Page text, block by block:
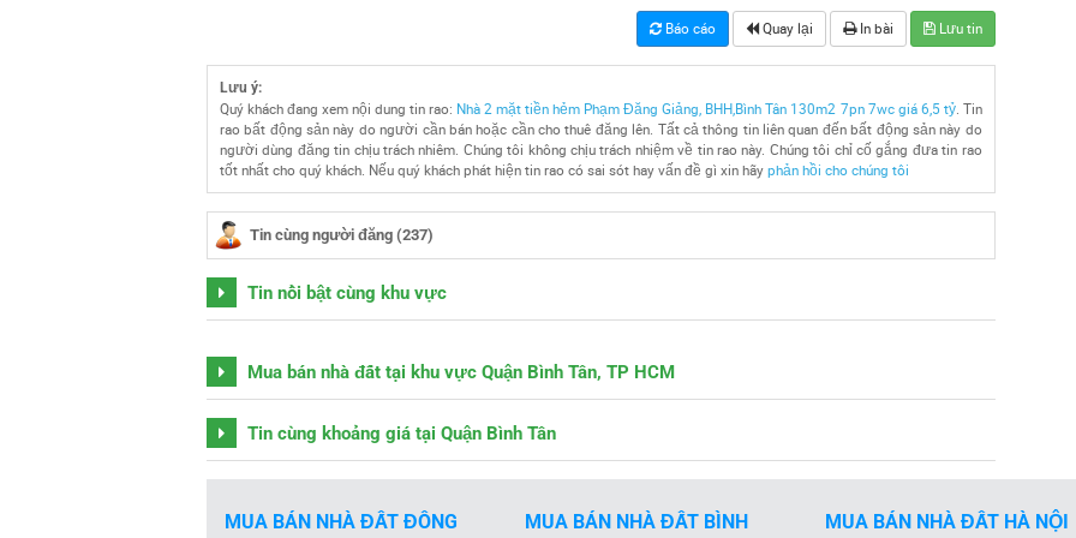
Báo cáo Quay lại In bài Lưu tin
Lưu ý:
Quý khách đang xem nội dung tin rao: Nhà 2 mặt tiền hẻm Phạm Đăng Giảng, BHH,Bình Tân 130m2 7pn 7wc giá 6,5 tỷ. Tin
rao bất động sản này do người cần bán hoặc cần cho thuê đăng lên. Tất cả thông tin liên quan đến bất động sản này do
người dùng đăng tin chịu trách nhiêm. Chúng tôi không chịu trách nhiệm về tin rao này. Chúng tôi chỉ cố gắng đưa tin rao
tốt nhất cho quý khách. Nếu quý khách phát hiện tin rao có sai sót hay vấn đề gì xin hãy phản hồi cho chúng tôi
Tin cùng người đăng (237)
Tin nổi bật cùng khu vực
Mua bán nhà đất tại khu vực Quận Bình Tân, TP HCM
Tin cùng khoảng giá tại Quận Bình Tân
MUA BÁN NHÀ ĐẤT ĐỒNG
MUA BÁN NHÀ ĐẤT BÌNH
MUA BÁN NHÀ ĐẤT HÀ NỘI